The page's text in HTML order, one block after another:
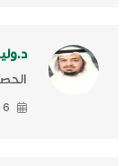
6 يوليو, 2026